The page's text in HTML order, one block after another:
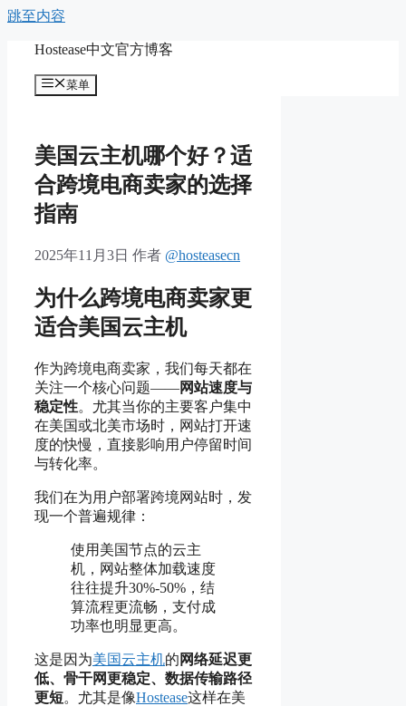
跳至内容
Hostease中文官方博客
菜单
美国云主机哪个好？适
合跨境电商卖家的选择
指南
2025年11月3日 作者 @hosteasecn
为什么跨境电商卖家更
适合美国云主机
作为跨境电商卖家，我们每天都在
关注一个核心问题——网站速度与
稳定性。尤其当你的主要客户集中
在美国或北美市场时，网站打开速
度的快慢，直接影响用户停留时间
与转化率。
我们在为用户部署跨境网站时，发
现一个普遍规律：
使用美国节点的云主
机，网站整体加载速度
往往提升30%-50%，结
算流程更流畅，支付成
功率也明显更高。
这是因为美国云主机的 网络延迟更
低、骨干网更稳定、数据传输路径
更短。尤其是像Hostease这样在美